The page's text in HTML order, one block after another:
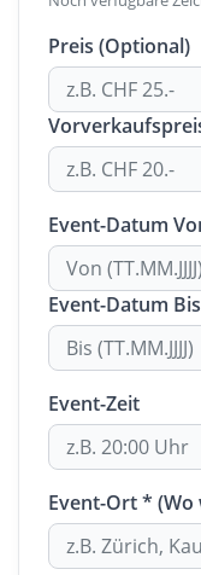
Preis (Optional)
Event-Datum
Event-Datum
Event-Zeit
Event-Ort *